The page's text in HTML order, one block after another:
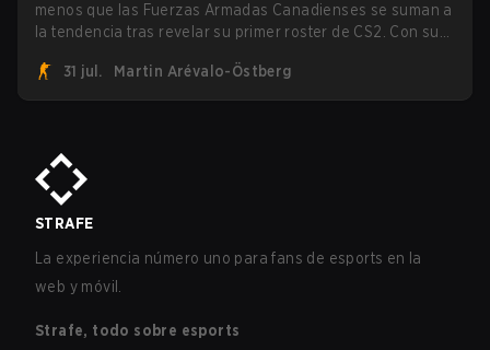
menos que las Fuerzas Armadas Canadienses se suman a
la tendencia tras revelar su primer roster de CS2. Con su
unirá ahora a una competencia de CS para personal
militar destinada a expandir el alcance de los esports.
31 jul. Martin Arévalo-Östberg
STRAFE
La experiencia número uno para fans de esports en la
web y móvil.
Strafe, todo sobre esports